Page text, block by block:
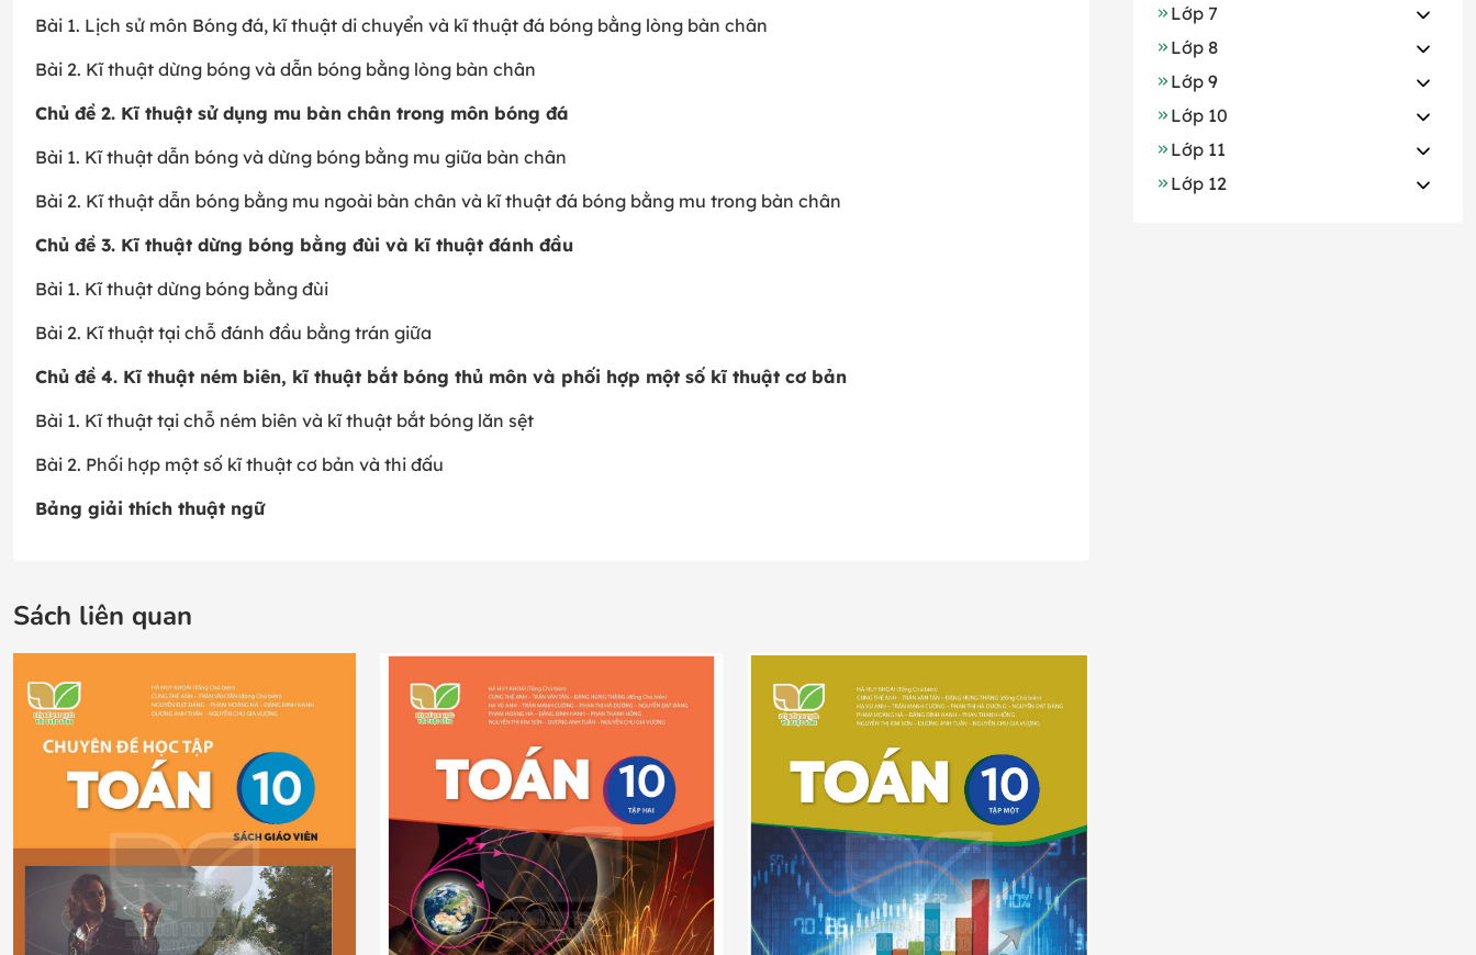
Bài 1. Lịch sử môn Bóng đá, kĩ thuật di chuyển và kĩ thuật đá bóng bằng lòng bàn chân
Bài 2. Kĩ thuật dừng bóng và dẫn bóng bằng lòng bàn chân
Chủ đề 2. Kĩ thuật sử dụng mu bàn chân trong môn bóng đá
Bài 1. Kĩ thuật dẫn bóng và dừng bóng bằng mu giữa bàn chân
Bài 2. Kĩ thuật dẫn bóng bằng mu ngoài bàn chân và kĩ thuật đá bóng bằng mu trong bàn chân
Chủ đề 3. Kĩ thuật dừng bóng bằng đùi và kĩ thuật đánh đầu
Bài 1. Kĩ thuật dừng bóng bằng đùi
Bài 2. Kĩ thuật tại chỗ đánh đầu bằng trán giữa
Chủ đề 4. Kĩ thuật ném biên, kĩ thuật bắt bóng thủ môn và phối hợp một số kĩ thuật cơ bản
Bài 1. Kĩ thuật tại chỗ ném biên và kĩ thuật bắt bóng lăn sệt
Bài 2. Phối hợp một số kĩ thuật cơ bản và thi đấu
Bảng giải thích thuật ngữ
Sách liên quan
Lớp 7
Lớp 8
Lớp 9
Lớp 10
Lớp 11
Lớp 12